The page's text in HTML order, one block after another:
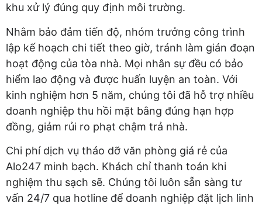
khu xử lý đúng quy định môi trường.
Nhằm bảo đảm tiến độ, nhóm trưởng công trình
lập kế hoạch chi tiết theo giờ, tránh làm gián đoạn
hoạt động của tòa nhà. Mọi nhân sự đều có bảo
hiểm lao động và được huấn luyện an toàn. Với
kinh nghiệm hơn 5 năm, chúng tôi đã hỗ trợ nhiều
doanh nghiệp thu hồi mặt bằng đúng hạn hợp
đồng, giảm rủi ro phạt chậm trả nhà.
Chi phí dịch vụ tháo dỡ văn phòng giá rẻ của
Alo247 minh bạch. Khách chỉ thanh toán khi
nghiệm thu sạch sẽ. Chúng tôi luôn sẵn sàng tư
vấn 24/7 qua hotline để doanh nghiệp đặt lịch linh